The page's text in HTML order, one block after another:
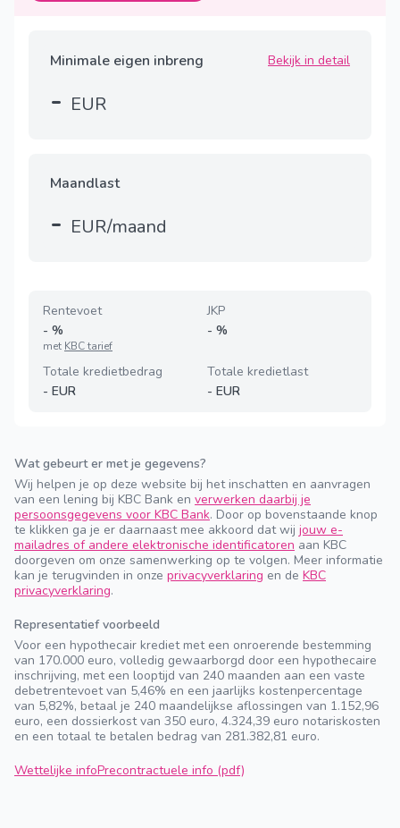
Minimale eigen inbreng Bekijk in detail
- EUR
Maandlast
- EUR/maand
Rentevoet
- %
met KBC tarief
JKP
- %
Totale kredietbedrag
- EUR
Totale kredietlast
- EUR
Wat gebeurt er met je gegevens?
Wij helpen je op deze website bij het inschatten en aanvragen
van een lening bij KBC Bank en verwerken daarbij je
persoonsgegevens voor KBC Bank. Door op bovenstaande knop
te klikken ga je er daarnaast mee akkoord dat wij jouw e-
mailadres of andere elektronische identificatoren aan KBC
doorgeven om onze samenwerking op te volgen. Meer informatie
kan je terugvinden in onze privacyverklaring en de KBC
privacyverklaring.
Representatief voorbeeld
Voor een hypothecair krediet met een onroerende bestemming
van 170.000 euro, volledig gewaarborgd door een hypothecaire
inschrijving, met een looptijd van 240 maanden aan een vaste
debetrentevoet van 5,46% en een jaarlijks kostenpercentage
van 5,82%, betaal je 240 maandelijkse aflossingen van 1.152,96
euro, een dossierkost van 350 euro, 4.324,39 euro notariskosten
en een totaal te betalen bedrag van 281.382,81 euro.
Wettelijke infoPrecontractuele info (pdf)